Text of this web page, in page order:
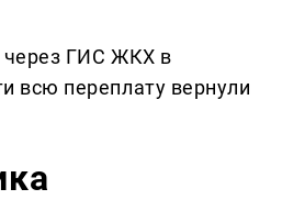
через ГИС ЖКХ в
всю переплату вернули